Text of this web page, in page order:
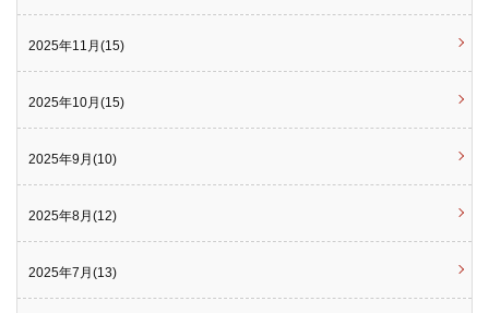
2025年11月(15)
2025年10月(15)
2025年9月(10)
2025年8月(12)
2025年7月(13)